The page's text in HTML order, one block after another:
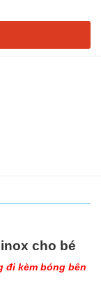
cho bé
đi kèm bóng bên